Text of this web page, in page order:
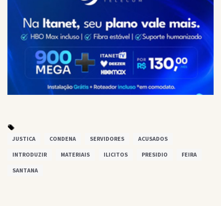
JUSTICA CONDENA SERVIDORES ACUSADOS
INTRODUZIR MATERIAIS ILICITOS PRESIDIO FEIRA
SANTANA